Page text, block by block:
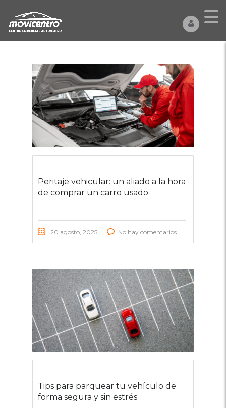
Peritaje vehicular: un aliado a la hora
de comprar un carro usado
20 agosto, 2025 No hay comentarios
Tips para parquear tu vehículo de
forma segura y sin estrés